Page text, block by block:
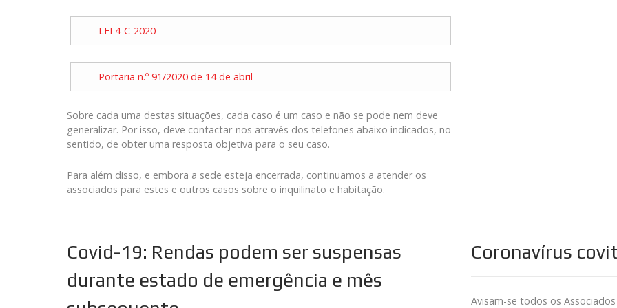
LEI 4-C-2020
Portaria n.º 91/2020 de 14 de abril
Sobre cada uma destas situações, cada caso é um caso e não se pode nem deve
generalizar. Por isso, deve contactar-nos através dos telefones abaixo indicados, no
sentido, de obter uma resposta objetiva para o seu caso.
Para além disso, e embora a sede esteja encerrada, continuamos a atender os
associados para estes e outros casos sobre o inquilinato e habitação.
Covid-19: Rendas podem ser suspensas
durante estado de emergência e mês
Coronavírus
Avisam-se todos os